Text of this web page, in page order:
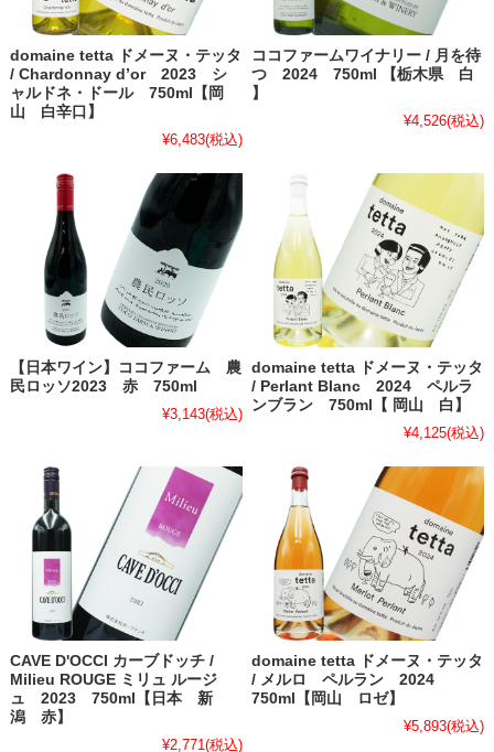
domaine tetta ドメーヌ・テッタ
/ Chardonnay d’or 2023 シ
ャルドネ・ドール 750ml【岡
山 白辛口】
¥6,483(税込)
ココファームワイナリー / 月を待
つ 2024 750ml 【栃木県 白
】
¥4,526(税込)
【日本ワイン】ココファーム 農
民ロッソ2023 赤 750ml
¥3,143(税込)
domaine tetta ドメーヌ・テッタ
/ Perlant Blanc 2024 ペルラ
ンブラン 750ml【 岡山 白】
¥4,125(税込)
CAVE D'OCCI カーブドッチ /
Milieu ROUGE ミリュ ルージ
ュ 2023 750ml【日本 新
潟 赤】
¥2,771(税込)
domaine tetta ドメーヌ・テッタ
/ メルロ ペルラン 2024
750ml【岡山 ロゼ】
¥5,893(税込)